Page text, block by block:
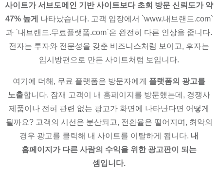
사이트가 서브도메인 기반 사이트보다 초회 방문 신뢰도가 약
47% 높게
나타났습니다. 고객 입장에서 `www.내브랜드.com`
과 `내브랜드.무료플랫폼.com`은 완전히 다른 인상을 줍니다.
전자는 투자와 전문성을 갖춘 비즈니스처럼 보이고, 후자는
임시방편으로 만든 사이트처럼 보입니다.
여기에 더해, 무료 플랫폼은 방문자에게 플랫폼의 광고를
노출합니다. 잠재 고객이 내 홈페이지를 방문했는데, 경쟁사
제품이나 전혀 관련 없는 광고가 화면에 나타난다면 어떻게
될까요? 고객의 시선은 분산되고, 전환율은 떨어지며, 최악의
경우 광고를 클릭해 내 사이트를 이탈하게 됩니다. 내
홈페이지가 다른 사람의 수익을 위한 광고판이 되는
셈입니다.